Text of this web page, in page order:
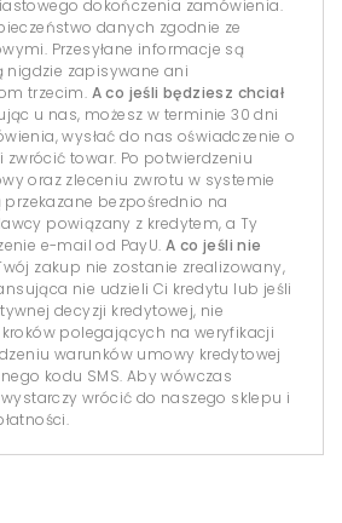
dokończenia zamówienia.
danych zgodnie ze
Przesyłane informacje są
nigdzie zapisywane ani
trzecim. A co jeśli będziesz chciał
u nas, możesz w terminie 30 dni
wysłać do nas oświadczenie o
zwrócić towar. Po potwierdzeniu
oraz zleceniu zwrotu w systemie
przekazane bezpośrednio na
powiązany z kredytem, a Ty
e-mail od PayU. A co jeśli nie
zakup nie zostanie zrealizowany,
nie udzieli Ci kredytu lub jeśli
decyzji kredytowej, nie
polegających na weryfikacji
warunków umowy kredytowej
kodu SMS. Aby wówczas
wrócić do naszego sklepu i